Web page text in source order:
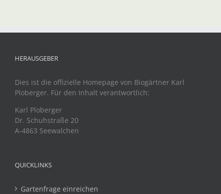
HERAUSGEBER
Dies ist die offizielle Homepage von Biogärtner Karl
Ploberger. Für den Inhalt verantwortlich:
Karl Ploberger
Dr. Schuhstraße 20
A-4863 Seewalchen
QUICKLINKS
Gartenfrage einreichen